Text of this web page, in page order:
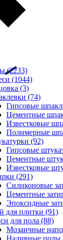
(2233)
(1044)
(3)
(74)
Гипсовые
Цементные
Известковые
Полимерные
(92)
Гипсовые
Цементные
Известковые
(291)
Силиконовые
Цементные
Эпоксидные
для плитки (91)
для пола (88)
Мозаичные
Наливные полы